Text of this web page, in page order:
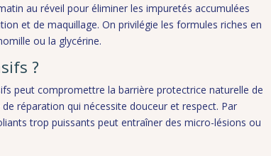
au réveil pour éliminer les impuretés accumulées
et de maquillage. On privilégie les formules riches en
ou la glycérine.
?
peut compromettre la barrière protectrice naturelle de
réparation qui nécessite douceur et respect. Par
trop puissants peut entraîner des micro-lésions ou